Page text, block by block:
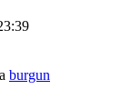
burgun